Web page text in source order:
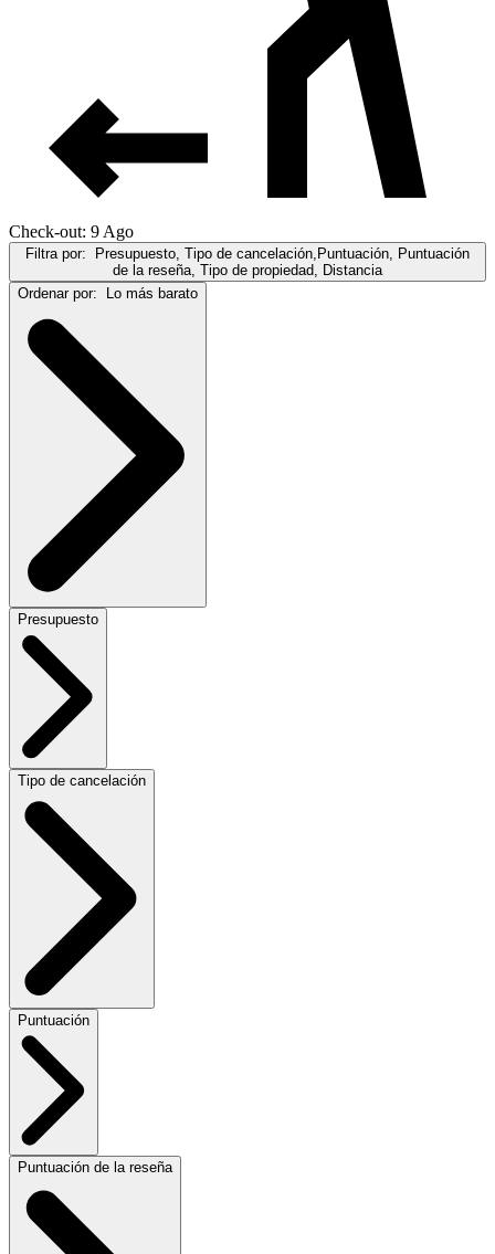
Check-out: 9 Ago
Filtra por: Presupuesto, Tipo de cancelación,Puntuación, Puntuación
de la reseña, Tipo de propiedad, Distancia
Ordenar por: Lo más barato
Presupuesto
Tipo de cancelación
Puntuación
Puntuación de la reseña